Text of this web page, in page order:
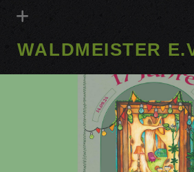
WALDMEISTER